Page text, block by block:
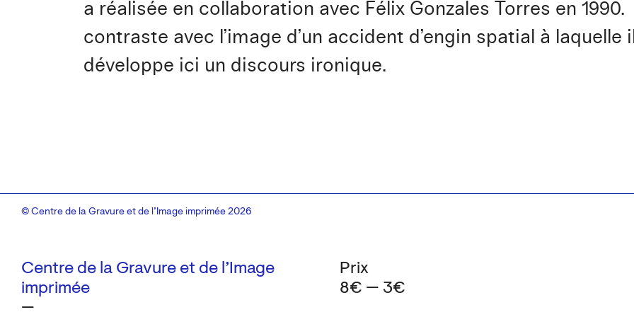
a réalisée en collaboration avec Félix Gonzales Torres en
contraste avec l’image d’un accident d’engin spatial à laquelle
développe ici un discours ironique.
Centre de la Gravure et de l’Image
imprimée
—
Prix
8€ — 3€
© Centre de la Gravure et de l’Image imprimée 2026